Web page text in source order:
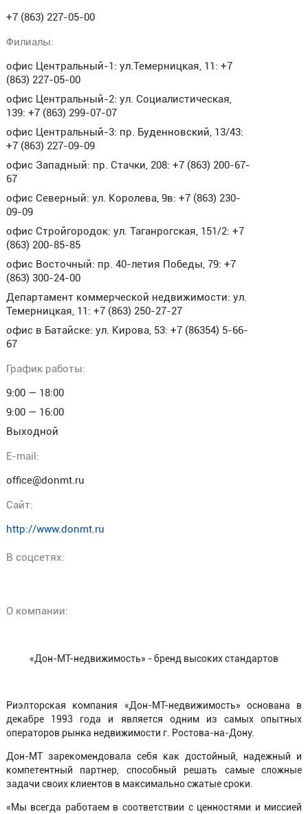
+7 (863) 227-05-00
Филиалы:
офис Центральный-1: ул.Темерницкая, 11: +7
(863) 227-05-00
офис Центральный-2: ул. Социалистическая,
139: +7 (863) 299-07-07
офис Центральный-3: пр. Буденновский, 13/43:
+7 (863) 227-09-09
офис Западный: пр. Стачки, 208: +7 (863) 200-67-
67
офис Северный: ул. Королева, 9в: +7 (863) 230-
09-09
офис Стройгородок: ул. Таганрогская, 151/2: +7
(863) 200-85-85
офис Восточный: пр. 40-летия Победы, 79: +7
(863) 300-24-00
Департамент коммерческой недвижимости: ул.
Темерницкая, 11: +7 (863) 250-27-27
офис в Батайске: ул. Кирова, 53: +7 (86354) 5-66-
67
График работы:
9:00 — 18:00
9:00 — 16:00
Выходной
E-mail:
office@donmt.ru
Cайт:
http://www.donmt.ru
В соцсетях:
О компании:
«Дон-МТ-недвижимость» - бренд высоких стандартов
Риэлторская компания «Дон-МТ-недвижимость» основана в
декабре 1993 года и является одним из самых опытных
операторов рынка недвижимости г. Ростова-на-Дону.
Дон-МТ зарекомендовала себя как достойный, надежный и
компетентный партнер, способный решать самые сложные
задачи своих клиентов в максимально сжатые сроки.
«Мы всегда работаем в соответствии с ценностями и миссией